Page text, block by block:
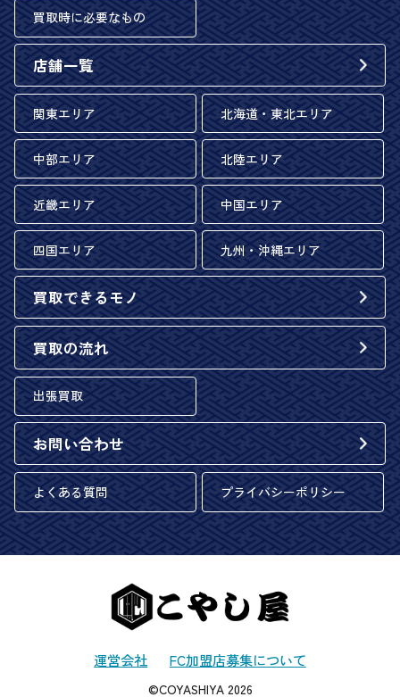
買取時に必要なもの
店舗一覧
関東エリア 北海道・東北エリア
中部エリア 北陸エリア
近畿エリア 中国エリア
四国エリア 九州・沖縄エリア
買取できるモノ
買取の流れ
出張買取
お問い合わせ
よくある質問 プライバシーポリシー
運営会社 FC加盟店募集について
©COYASHIYA 2026